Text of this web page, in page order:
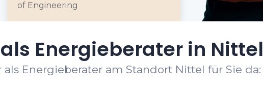
of Engineering
Energieberater in Nittel
Energieberater am Standort Nittel für Sie da: